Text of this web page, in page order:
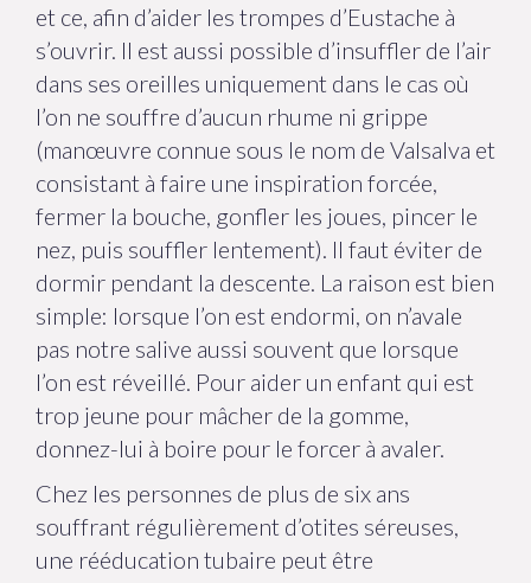
et ce, afin d’aider les trompes d’Eustache à
s’ouvrir. Il est aussi possible d’insuffler de l’air
dans ses oreilles uniquement dans le cas où
l’on ne souffre d’aucun rhume ni grippe
(manœuvre connue sous le nom de Valsalva et
consistant à faire une inspiration forcée,
fermer la bouche, gonfler les joues, pincer le
nez, puis souffler lentement). Il faut éviter de
dormir pendant la descente. La raison est bien
simple: lorsque l’on est endormi, on n’avale
pas notre salive aussi souvent que lorsque
l’on est réveillé. Pour aider un enfant qui est
trop jeune pour mâcher de la gomme,
donnez-lui à boire pour le forcer à avaler.
Chez les personnes de plus de six ans
souffrant régulièrement d’otites séreuses,
une rééducation tubaire peut être